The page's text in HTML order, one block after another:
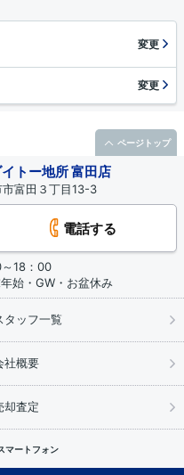
変更
変更
トー地所 富田店
富田３丁目13-3
電話する
18：00
始・GW・お盆休み
タッフ一覧
社概要
却査定
マートフォン
ページトップ